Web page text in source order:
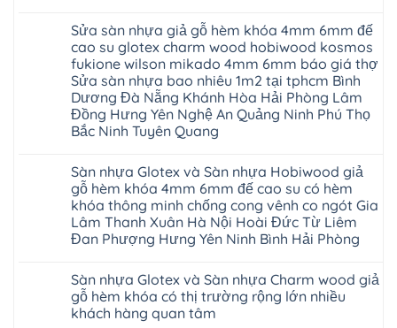
bình
luận
ở
Sàn
gỗ
AURUM
Floor
Báo
giá
Sàn
Floor
nhập
khẩu
Malaysia
RUM
14
AI
13
RUM
AI
35
AI
Sửa sàn nhựa giả gỗ hèm khóa 4mm 6mm đế
cao su glotex charm wood hobiwood kosmos
fukione wilson mikado 4mm 6mm báo giá thợ
Sửa sàn nhựa bao nhiêu 1m2 tại tphcm Bình
Dương Đà Nẵng Khánh Hòa Hải Phòng Lâm
Đồng Hưng Yên Nghệ An Quảng Ninh Phú Thọ
Bắc Ninh Tuyên Quang
bình
luận
ở
Sửa
sàn
nhựa
giả
khóa
4mm
6mm
đế
cao
Sàn nhựa Glotex và Sàn nhựa Hobiwood giả
gỗ hèm khóa 4mm 6mm đế cao su có hèm
khóa thông minh chống cong vênh co ngót Gia
Lâm Thanh Xuân Hà Nội Hoài Đức Từ Liêm
Đan Phượng Hưng Yên Ninh Bình Hải Phòng
bình
luận
ở
Sàn
Sàn nhựa Glotex và Sàn nhựa Charm wood giả
gỗ hèm khóa có thị trường rộng lớn nhiều
khách hàng quan tâm